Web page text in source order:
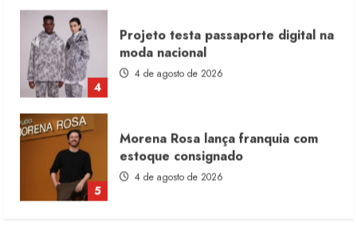
5
Morena Rosa lança franquia com
estoque consignado
4 de agosto de 2026
1
Moda vende US$63,7 bilhões em
produtos licenciados
6 de agosto de 2026